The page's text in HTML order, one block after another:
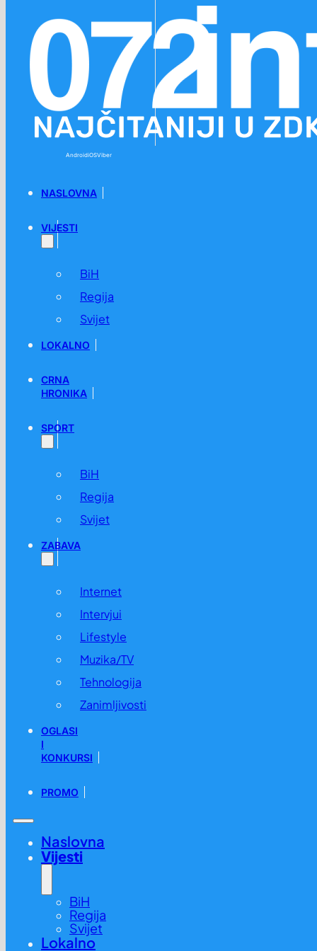
AndroidiOSViber
NASLOVNA
VIJESTI
BiH
Regija
Svijet
LOKALNO
CRNA
HRONIKA
SPORT
BiH
Regija
Svijet
ZABAVA
Internet
Intervjui
Lifestyle
Muzika/TV
Tehnologija
Zanimljivosti
OGLASI
I
KONKURSI
PROMO
Naslovna
Vijesti
BiH
Regija
Svijet
Lokalno